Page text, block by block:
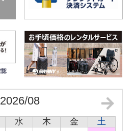
2026/08
水 木 金
土